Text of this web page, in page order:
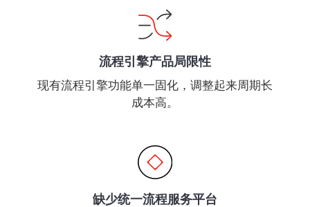
流程引擎产品局限性
现有流程引擎功能单一固化，调整起来周期长
成本高。
缺少统一流程服务平台